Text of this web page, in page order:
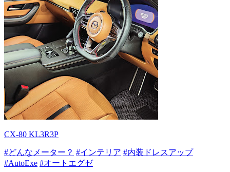
CX-80 KL3R3P
#どんなメーター？ #インテリア #内装ドレスアップ
#AutoExe #オートエグゼ